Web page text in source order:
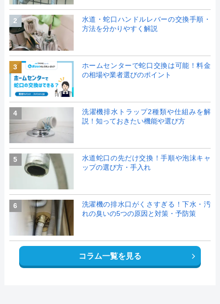
2
水道・蛇口ハンドルレバーの交換手順・
方法を分かりやすく解説
3
ホームセンターで蛇口交換は可能！料金
の相場や業者選びのポイント
4
洗濯機排水トラップ2種類や仕組みを解
説！知っておきたい機能や選び方
5
水道蛇口の先だけ交換！手順や泡沫キャ
ップの選び方・手入れ
6
洗濯機の排水口がくさすぎる！下水・汚
れの臭いの5つの原因と対策・予防策
コラム一覧を見る